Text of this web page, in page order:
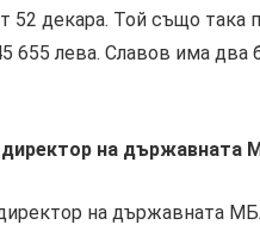
52 декара. Той също така
655 лева. Славов има
на държавната
на държавната